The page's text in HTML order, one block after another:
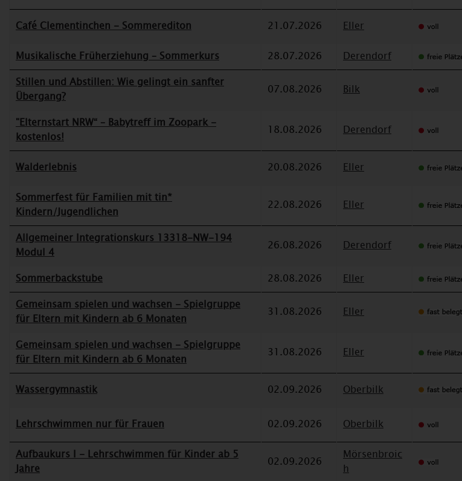
Café Clementinchen - Sommerediton 21.07.2026 Eller
Musikalische Früherziehung – Sommerkurs 28.07.2026 Derendorf
Stillen und Abstillen: Wie gelingt ein sanfter
Übergang?
07.08.2026 Bilk
"Elternstart NRW“ – Babytreff im Zoopark -
kostenlos!
18.08.2026 Derendorf
Walderlebnis 20.08.2026 Eller
Sommerfest für Familien mit tin*
Kindern/Jugendlichen
22.08.2026 Eller
Allgemeiner Integrationskurs 13318-NW-194
Modul 4
26.08.2026 Derendorf
Sommerbackstube 28.08.2026 Eller
Gemeinsam spielen und wachsen - Spielgruppe
für Eltern mit Kindern ab 6 Monaten
31.08.2026 Eller
Gemeinsam spielen und wachsen - Spielgruppe
für Eltern mit Kindern ab 6 Monaten
31.08.2026 Eller
Wassergymnastik 02.09.2026 Oberbilk
Lehrschwimmen nur für Frauen 02.09.2026 Oberbilk
Aufbaukurs I - Lehrschwimmen für Kinder ab 5
Jahre
02.09.2026
Mörsenbroic
h